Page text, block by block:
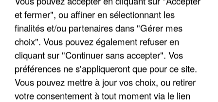
6 août 2026
Gabriel Attal et Raphaël Glucksmann visés par des
ingérences...
Sollicité, Sébastien Lecornu annonce un "travail
commun" avec les partis à la rentrée.
et fermer", ou affiner en sélectionnant les
finalités et/ou partenaires dans "Gérer mes
choix". Vous pouvez également refuser en
cliquant sur "Continuer sans accepter". Vos
préférences ne s'appliqueront que pour ce site.
Vous pouvez mettre à jour vos choix, ou retirer
votre consentement à tout moment via le lien